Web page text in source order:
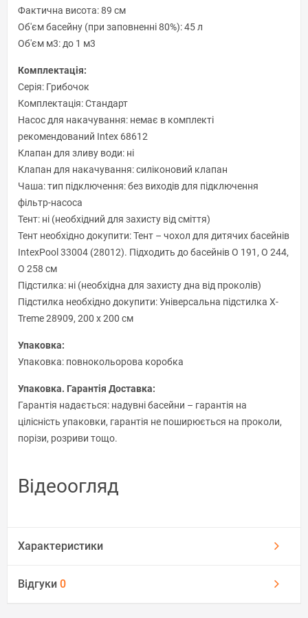
Фактична висота: 89 см
Об'єм басейну (при заповненні 80%): 45 л
Об'єм м3: до 1 м3
Комплектація:
Серія: Грибочок
Комплектація: Стандарт
Насос для накачування: немає в комплекті
рекомендований Intex 68612
Клапан для зливу води: ні
Клапан для накачування: силіконовий клапан
Чаша: тип підключення: без виходів для підключення
фільтр-насоса
Тент: ні (необхідний для захисту від сміття)
Тент необхідно докупити: Тент – чохол для дитячих басейнів
IntexPool 33004 (28012). Підходить до басейнів O 191, O 244,
O 258 см
Підстилка: ні (необхідна для захисту дна від проколів)
Підстилка необхідно докупити: Універсальна підстилка X-
Treme 28909, 200 х 200 см
Упаковка:
Упаковка: повнокольорова коробка
Упаковка. Гарантія Доставка:
Гарантія надається: надувні басейни – гарантія на
цілісність упаковки, гарантія не поширюється на проколи,
порізи, розриви тощо.
Відеоогляд
Характеристики
Відгуки 0